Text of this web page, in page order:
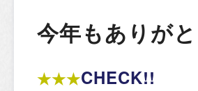
今年もありが
★★★CHECK!!